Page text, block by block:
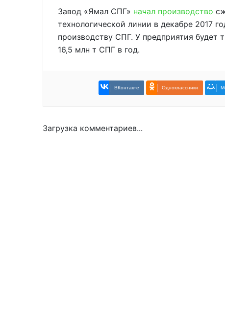
Завод «Ямал СПГ» начал производство
технологической линии в декабре 2017
производству СПГ. У предприятия будет
16,5 млн т СПГ в год.​
ВКонтакте Одноклассники
Загрузка комментариев...